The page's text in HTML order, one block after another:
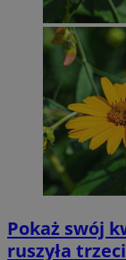
Pokaż swój
ruszyła